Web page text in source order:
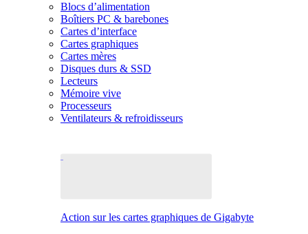
Blocs d’alimentation
Boîtiers PC & barebones
Cartes d’interface
Cartes graphiques
Cartes mères
Disques durs & SSD
Lecteurs
Mémoire vive
Processeurs
Ventilateurs & refroidisseurs
Action sur les cartes graphiques de Gigabyte